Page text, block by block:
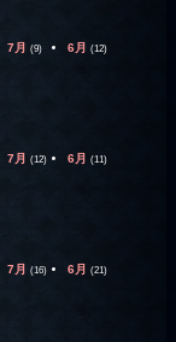
7月 (9) 6月 (12)
7月 (12) 6月 (11)
7月 (16) 6月 (21)